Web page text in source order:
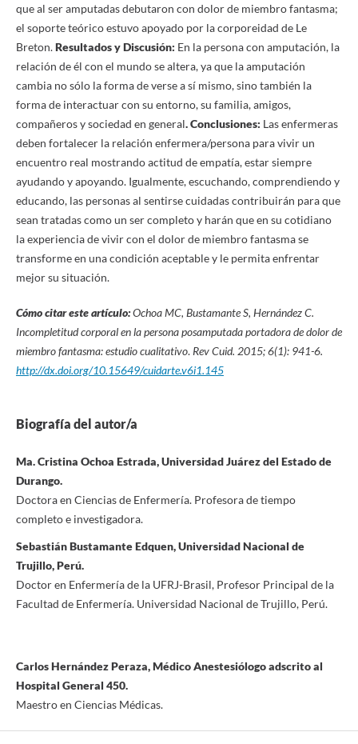
que al ser amputadas debutaron con dolor de miembro fantasma;
el soporte teórico estuvo apoyado por la corporeidad de Le
Breton.Resultados y Discusión: En la persona con amputación, la
relación de él con el mundo se altera, ya que la amputación
cambia no sólo la forma de verse a sí mismo, sino también la
forma de interactuar con su entorno, su familia, amigos,
compañeros y sociedad en general. Conclusiones: Las enfermeras
deben fortalecer la relación enfermera/persona para vivir un
encuentro real mostrando actitud de empatía, estar siempre
ayudando y apoyando. Igualmente, escuchando, comprendiendo y
educando, las personas al sentirse cuidadas contribuirán para que
sean tratadas como un ser completo y harán que en su cotidiano
la experiencia de vivir con el dolor de miembro fantasma se
transforme en una condición aceptable y le permita enfrentar
mejor su situación.
Cómo citar este artículo:Ochoa MC, Bustamante S, Hernández C.
Incompletitud corporal en la persona posamputada portadora de dolor de
miembro fantasma: estudio cualitativo. Rev Cuid. 2015; 6(1): 941-6.
http://dx.doi.org/10.15649/cuidarte.v6i1.145
Biografía del autor/a
Ma. Cristina Ochoa Estrada, Universidad Juárez del Estado de
Durango.
Doctora en Ciencias de Enfermería. Profesora de tiempo
completo e investigadora.
Sebastián Bustamante Edquen, Universidad Nacional de
Trujillo, Perú.
Doctor en Enfermería de la UFRJ-Brasil, Profesor Principal de la
Facultad de Enfermería. Universidad Nacional de Trujillo, Perú.
Carlos Hernández Peraza, Médico Anestesiólogo adscrito al
Hospital General 450.
Maestro en Ciencias Médicas.